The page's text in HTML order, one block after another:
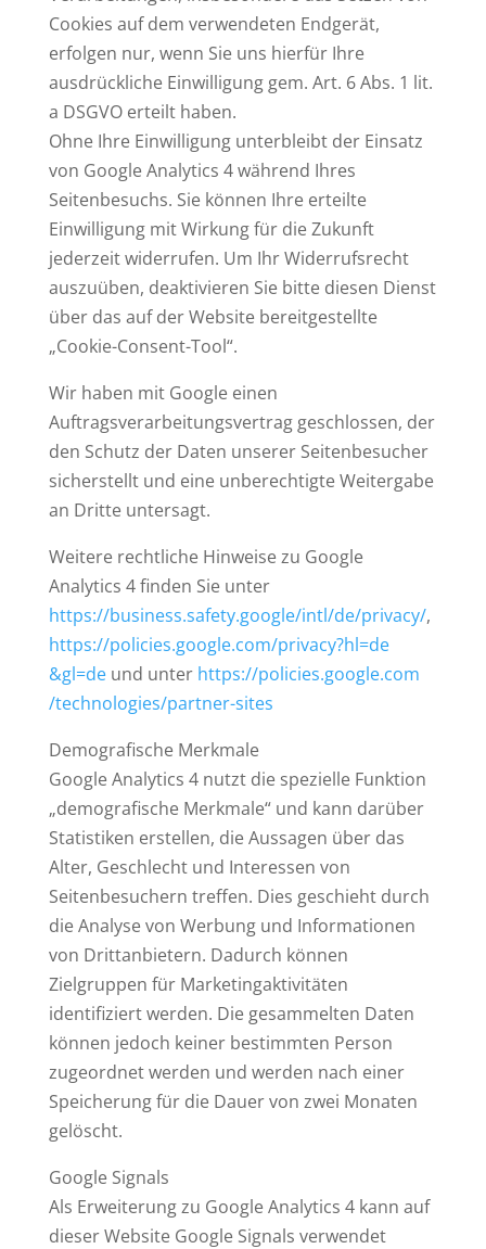
Cookies auf dem verwendeten Endgerät,
erfolgen nur, wenn Sie uns hierfür Ihre
ausdrückliche Einwilligung gem. Art. 6 Abs. 1 lit.
a DSGVO erteilt haben.
Ohne Ihre Einwilligung unterbleibt der Einsatz
von Google Analytics 4 während Ihres
Seitenbesuchs. Sie können Ihre erteilte
Einwilligung mit Wirkung für die Zukunft
jederzeit widerrufen. Um Ihr Widerrufsrecht
auszuüben, deaktivieren Sie bitte diesen Dienst
über das auf der Website bereitgestellte
„Cookie-Consent-Tool“.
Wir haben mit Google einen
Auftragsverarbeitungsvertrag geschlossen, der
den Schutz der Daten unserer Seitenbesucher
sicherstellt und eine unberechtigte Weitergabe
an Dritte untersagt.
Weitere rechtliche Hinweise zu Google
Analytics 4 finden Sie unter
https://business.safety.google/intl/de/privacy/,
https://policies.google.com/privacy?hl=de
&gl=deund unter https://policies.google.com
/technologies/partner-sites
Demografische Merkmale
Google Analytics 4 nutzt die spezielle Funktion
„demografische Merkmale“ und kann darüber
Statistiken erstellen, die Aussagen über das
Alter, Geschlecht und Interessen von
Seitenbesuchern treffen. Dies geschieht durch
die Analyse von Werbung und Informationen
von Drittanbietern. Dadurch können
Zielgruppen für Marketingaktivitäten
identifiziert werden. Die gesammelten Daten
können jedoch keiner bestimmten Person
zugeordnet werden und werden nach einer
Speicherung für die Dauer von zwei Monaten
gelöscht.
Google Signals
Als Erweiterung zu Google Analytics 4 kann auf
dieser Website Google Signals verwendet